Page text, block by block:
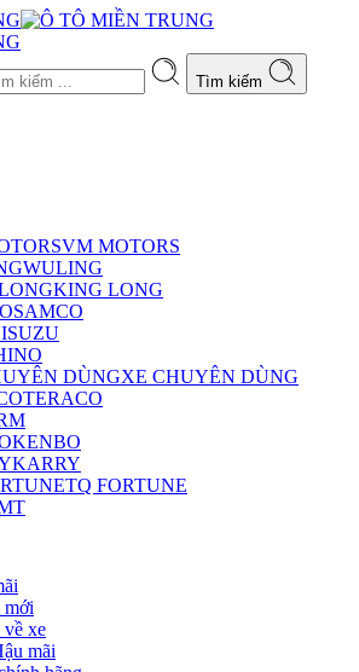
Tìm kiếm
VM MOTORS
WULING
KING LONG
SAMCO
ISUZU
XE CHUYÊN DÙNG
TERACO
KENBO
KARRY
TQ FORTUNE
mới
xe
mãi